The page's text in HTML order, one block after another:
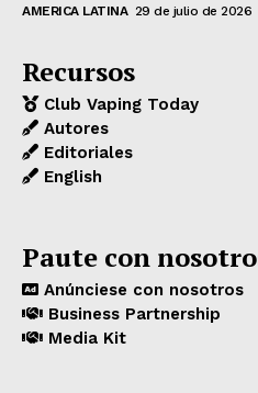
AMERICA LATINA 29 de julio de 2026
Recursos
Club Vaping Today
Autores
Editoriales
English
Paute con
Anúnciese con nosotros
Business Partnership
Media Kit